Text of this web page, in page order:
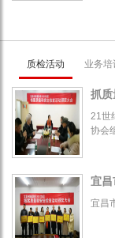
质检活动 业务培
抓质
21世
协会
宜
宜昌